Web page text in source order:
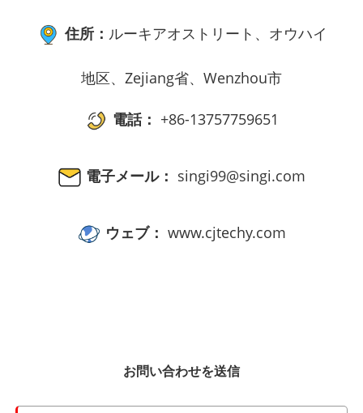
住所： ルーキアオストリート、オウハイ
地区、Zejiang省、Wenzhou市
電話： +86-13757759651
電子メール： singi99@singi.com
ウェブ： www.cjtechy.com
お問い合わせを送信